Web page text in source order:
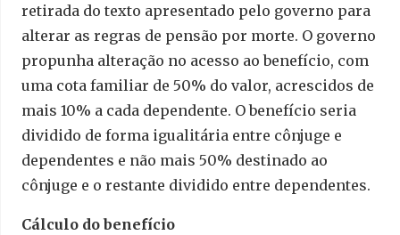
retirada do texto apresentado pelo governo para
alterar as regras de pensão por morte. O governo
propunha alteração no acesso ao benefício, com
uma cota familiar de 50% do valor, acrescidos de
mais 10% a cada dependente. O benefício seria
dividido de forma igualitária entre cônjuge e
dependentes e não mais 50% destinado ao
cônjuge e o restante dividido entre dependentes.
Cálculo do benefício